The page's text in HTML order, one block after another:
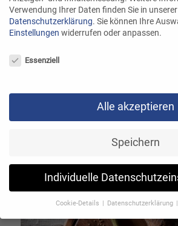
Fisch richtig grillen
Verwendung Ihrer Daten finden Sie in unserer
Datenschutzerklärung. Sie können Ihre
Einstellungen widerrufen oder anpassen.
Datenschutzeinstellungen
Essenziell
Alle akzeptieren
Speichern
Individuelle
Cookie-Details Datenschutzerklärung